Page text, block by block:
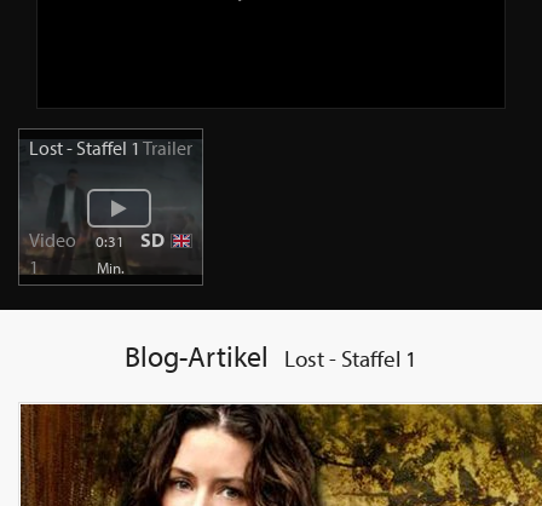
Lost - Staffel 1 Trailer
Video
1
0:31
Min.
SD
Blog-Artikel Lost - Staffel 1